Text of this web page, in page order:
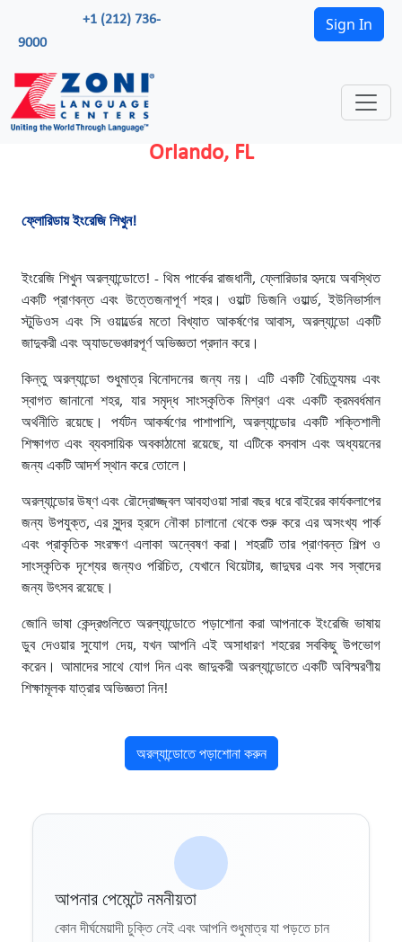
+1 (212) 736-
9000
Sign In
Orlando, FL
ফ্লোরিডায় ইংরেজি শিখুন!
ইংরেজি শিখুন অরল্যান্ডোতে! - থিম পার্কের রাজধানী, ফ্লোরিডার হৃদয়ে অবস্থিত
একটি প্রাণবন্ত এবং উত্তেজনাপূর্ণ শহর। ওয়াল্ট ডিজনি ওয়ার্ল্ড, ইউনিভার্সাল
স্টুডিওস এবং সি ওয়ার্ল্ডের মতো বিখ্যাত আকর্ষণের আবাস, অরল্যান্ডো একটি
জাদুকরী এবং অ্যাডভেঞ্চারপূর্ণ অভিজ্ঞতা প্রদান করে।
কিন্তু অরল্যান্ডো শুধুমাত্র বিনোদনের জন্য নয়। এটি একটি বৈচিত্র্যময় এবং
স্বাগত জানানো শহর, যার সমৃদ্ধ সাংস্কৃতিক মিশ্রণ এবং একটি ক্রমবর্ধমান
অর্থনীতি রয়েছে। পর্যটন আকর্ষণের পাশাপাশি, অরল্যান্ডোর একটি শক্তিশালী
শিক্ষাগত এবং ব্যবসায়িক অবকাঠামো রয়েছে, যা এটিকে বসবাস এবং অধ্যয়নের
জন্য একটি আদর্শ স্থান করে তোলে।
অরল্যান্ডোর উষ্ণ এবং রৌদ্রোজ্জ্বল আবহাওয়া সারা বছর ধরে বাইরের কার্যকলাপের
জন্য উপযুক্ত, এর সুন্দর হ্রদে নৌকা চালানো থেকে শুরু করে এর অসংখ্য পার্ক
এবং প্রাকৃতিক সংরক্ষণ এলাকা অন্বেষণ করা। শহরটি তার প্রাণবন্ত শিল্প ও
সাংস্কৃতিক দৃশ্যের জন্যও পরিচিত, যেখানে থিয়েটার, জাদুঘর এবং সব স্বাদের
জন্য উৎসব রয়েছে।
জোনি ভাষা কেন্দ্রগুলিতে অরল্যান্ডোতে পড়াশোনা করা আপনাকে ইংরেজি ভাষায়
ডুব দেওয়ার সুযোগ দেয়, যখন আপনি এই অসাধারণ শহরের সবকিছু উপভোগ
করেন। আমাদের সাথে যোগ দিন এবং জাদুকরী অরল্যান্ডোতে একটি অবিস্মরণীয়
শিক্ষামূলক যাত্রার অভিজ্ঞতা নিন!
অরল্যান্ডোতে পড়াশোনা করুন
আপনার পেমেন্টে নমনীয়তা
কোন দীর্ঘমেয়াদী চুক্তি নেই এবং আপনি শুধুমাত্র যা পড়তে চান